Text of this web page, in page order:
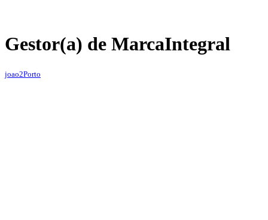
Gestor(a) de MarcaIntegral
joao2Porto